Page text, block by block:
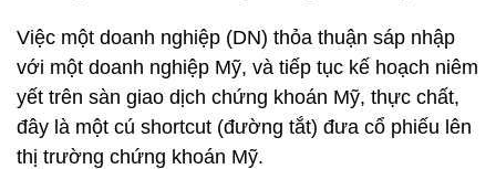
Việc một doanh nghiệp (DN) thỏa thuận sáp nhập
với một doanh nghiệp Mỹ, và tiếp tục kế hoạch niêm
yết trên sàn giao dịch chứng khoán Mỹ, thực chất,
đây là một cú shortcut (đường tắt) đưa cổ phiếu lên
thị trường chứng khoán Mỹ.